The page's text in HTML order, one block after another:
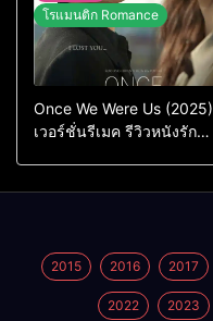
โรแมนติก Romance
Once We Were Us (2025)
เวอร์ชั่นรีเมค รีวิวหนังรัก
2015 2016 2017
2022 2023